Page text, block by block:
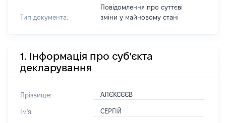
Тип документа:
Повідомлення про суттєві
зміни y майновому стані
1. Інформація про суб'єкта
декларування
Прізвище: АЛЄКСЄЄВ
Ім'я: СЕРГІЙ